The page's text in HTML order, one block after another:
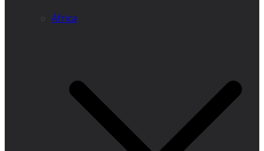
África